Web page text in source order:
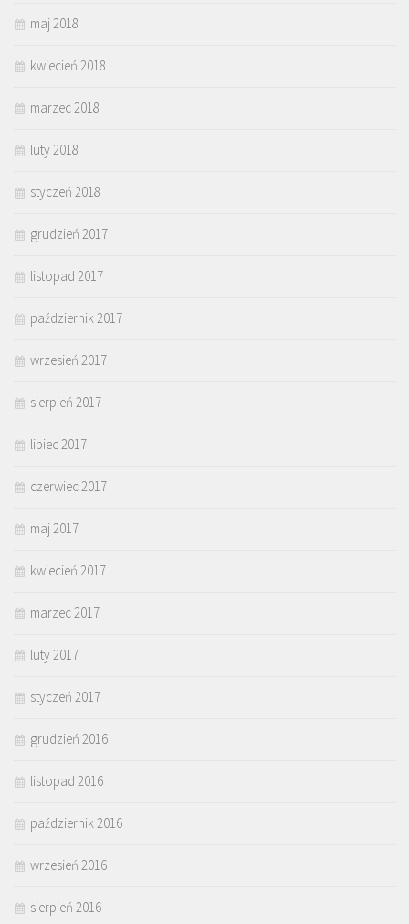
maj 2018
kwiecień 2018
marzec 2018
luty 2018
styczeń 2018
grudzień 2017
listopad 2017
październik 2017
wrzesień 2017
sierpień 2017
lipiec 2017
czerwiec 2017
maj 2017
kwiecień 2017
marzec 2017
luty 2017
styczeń 2017
grudzień 2016
listopad 2016
październik 2016
wrzesień 2016
sierpień 2016